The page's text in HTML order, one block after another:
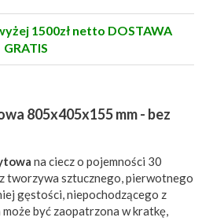
1500zł netto DOSTAWA
GRATIS
805x405x155 mm - bez
na ciecz o pojemności 30
tworzywa sztucznego, pierwotnego
gęstości, niepochodzącego z
być zaopatrzona w kratkę,